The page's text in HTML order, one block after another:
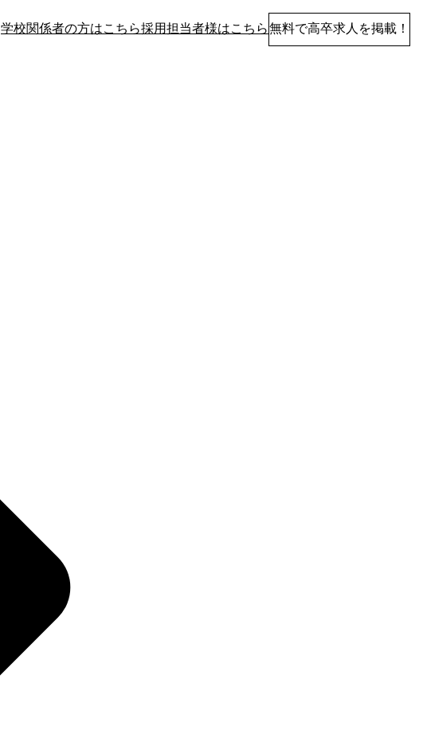
学校関係者の方はこちら採用担当者様はこちら無料で高卒求人を掲載！